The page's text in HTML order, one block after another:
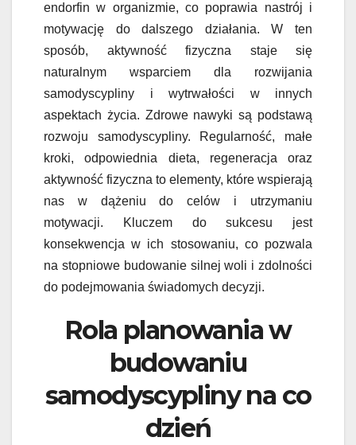
endorfin w organizmie, co poprawia nastrój i
motywację do dalszego działania. W ten
sposób, aktywność fizyczna staje się
naturalnym wsparciem dla rozwijania
samodyscypliny i wytrwałości w innych
aspektach życia. Zdrowe nawyki są podstawą
rozwoju samodyscypliny. Regularność, małe
kroki, odpowiednia dieta, regeneracja oraz
aktywność fizyczna to elementy, które wspierają
nas w dążeniu do celów i utrzymaniu
motywacji. Kluczem do sukcesu jest
konsekwencja w ich stosowaniu, co pozwala
na stopniowe budowanie silnej woli i zdolności
do podejmowania świadomych decyzji.
Rola planowania w
budowaniu
samodyscypliny na co
dzień